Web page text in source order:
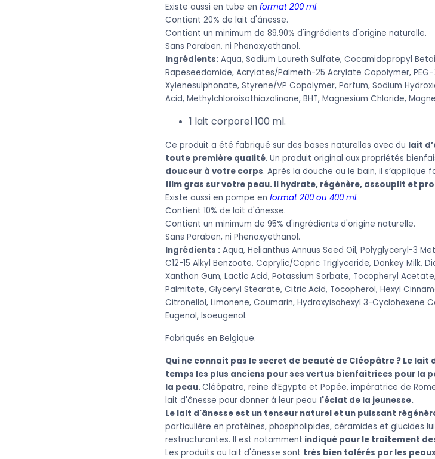
Existe aussi en tube en format 200 ml.
Contient 20% de lait d'ânesse.
Contient un minimum de 89,90% d'ingrédients d'origine naturelle.
Sans Paraben, ni Phenoxyethanol.
Ingrédients: Aqua, Sodium Laureth Sulfate, Cocamidopropyl
Rapeseedamide, Acrylates/Palmeth-25 Acrylate Copolymer,
Xylenesulphonate, Styrene/VP Copolymer, Parfum, Sodium
Acid, Methylchloroisothiazolinone, BHT, Magnesium Chloride,
1 lait corporel 100 ml.
Ce produit a été fabriqué sur des bases naturelles avec du lait
toute première qualité. Un produit original aux propriétés
douceur à votre corps. Après la douche ou le bain, il
film gras sur votre peau. Il hydrate, régénère, assouplit et
Existe aussi en pompe en format 200 ou 400 ml.
Contient 10% de lait d'ânesse.
Contient un minimum de 95% d'ingrédients d'origine naturelle.
Sans Paraben, ni Phenoxyethanol.
Ingrédients : Aqua, Helianthus Annuus Seed Oil, Polyglyceryl-3
C12-15 Alkyl Benzoate, Caprylic/Capric Triglyceride, Donkey Milk,
Xanthan Gum, Lactic Acid, Potassium Sorbate, Tocopheryl
Palmitate, Glyceryl Stearate, Citric Acid, Tocopherol, Hexyl
Citronellol, Limonene, Coumarin, Hydroxyisohexyl 3-Cyclohexene
Eugenol, Isoeugenol.
Fabriqués en Belgique.
Qui ne connait pas le secret de beauté de Cléopâtre ? Le lait
temps les plus anciens pour ses vertus bienfaitrices pour la
la peau.Cléôpatre, reine d’Egypte et Popée, impératrice de
lait d'ânesse pour donner à leur peau l'éclat de la jeunesse.
Le lait d'ânesse est un tenseur naturel et un puissant
particulière en protéines, phospholipides, céramides et glucides
restructurantes. Il est notamment indiqué pour le traitement
Les produits au lait d'ânesse sont très bien tolérés par les